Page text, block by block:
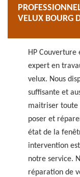
VELUX BOURG
HP
expert en
velux. Nous
suffisante et
maitriser toute
poser et
état de la
intervention
notre service.
réparation de